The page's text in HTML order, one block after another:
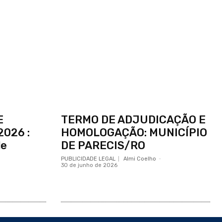
:
TERMO DE ADJUDICAÇÃO E
HOMOLOGAÇÃO: MUNICÍPIO
DE PARECIS/RO
PUBLICIDADE LEGAL Almi Coelho -
30 de junho de 2026